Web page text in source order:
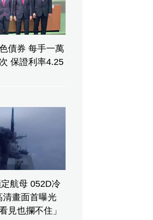
債券 每手一萬
保證利率4.25
航母 052D冷
清畫面首曝光
見也攔不住」